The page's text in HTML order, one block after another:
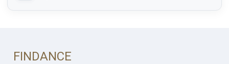
FINDANCE